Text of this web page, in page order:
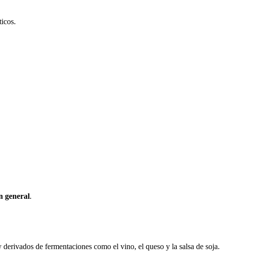
general.
de fermentaciones como el vino, el queso y la salsa de soja.